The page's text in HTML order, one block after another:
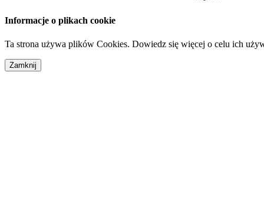
Informacje o plikach cookie
Ta strona używa plików Cookies. Dowiedz się więcej o celu ich